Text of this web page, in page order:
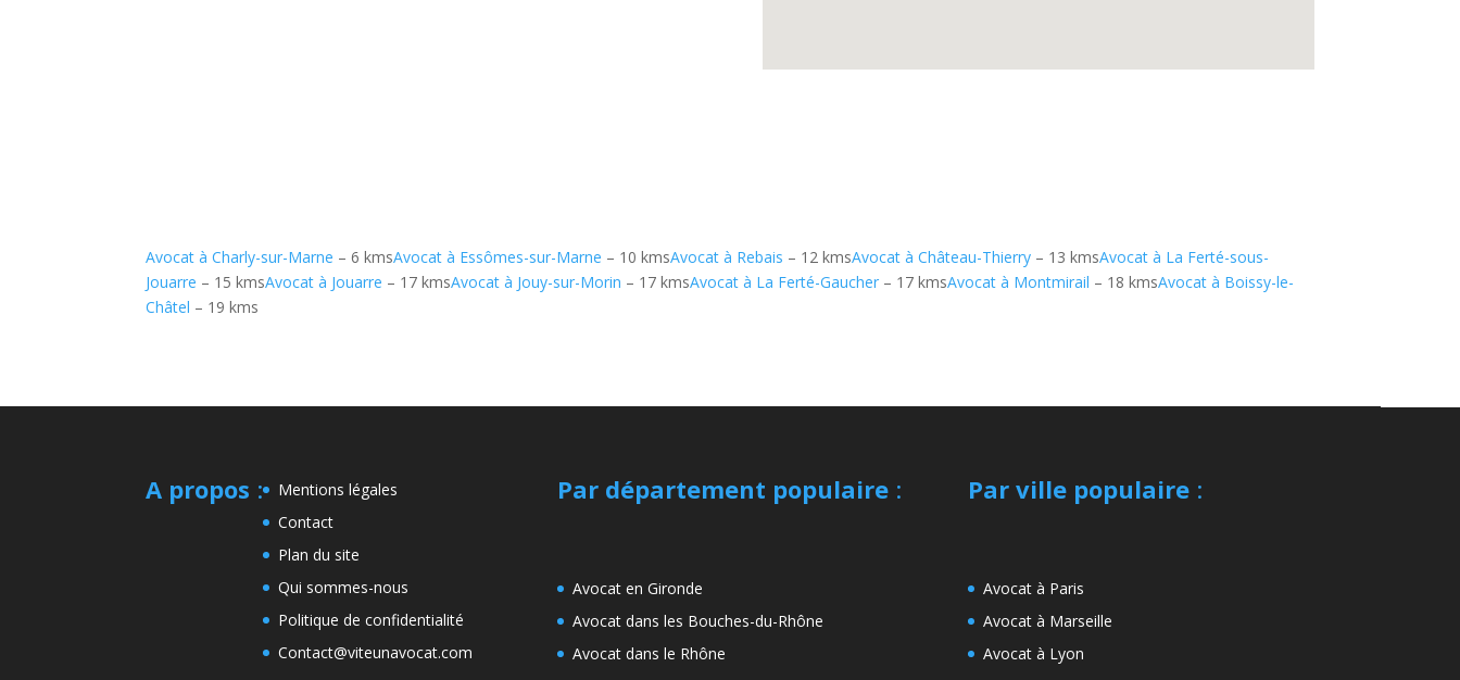
Avocat à Charly-sur-Marne – 6 kmsAvocat à Essômes-sur-Marne – 10 kmsAvocat à Rebais – 12 kmsAvocat à Château-Thierry – 13 kmsAvocat à La Ferté-sous-
Jouarre – 15 kmsAvocat à Jouarre – 17 kmsAvocat à Jouy-sur-Morin – 17 kmsAvocat à La Ferté-Gaucher – 17 kmsAvocat à Montmirail – 18 kmsAvocat à Boissy-le-
Châtel – 19 kms
A propos :
Mentions légales
Contact
Plan du site
Qui sommes-nous
Politique de confidentialité
Contact@viteunavocat.com
Par département populaire:
Avocat en Gironde
Avocat dans les Bouches-du-Rhône
Avocat dans le Rhône
Par ville populaire:
Avocat à Paris
Avocat à Marseille
Avocat à Lyon